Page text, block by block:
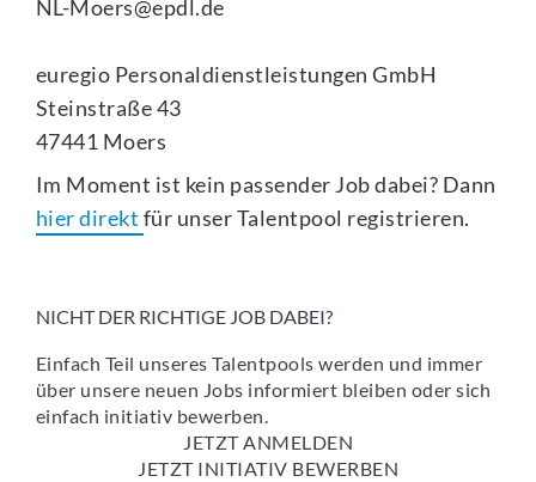
NL-Moers@epdl.de
euregio Personaldienstleistungen GmbH
Steinstraße 43
47441 Moers
Im Moment ist kein passender Job dabei? Dann
hier direkt für unser Talentpool registrieren.
NICHT DER RICHTIGE JOB DABEI?
Einfach Teil unseres Talentpools werden und immer
über unsere neuen Jobs informiert bleiben oder sich
einfach initiativ bewerben.
JETZT ANMELDEN
JETZT INITIATIV BEWERBEN